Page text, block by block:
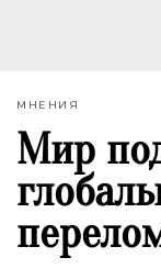
МНЕНИЯ
Мир